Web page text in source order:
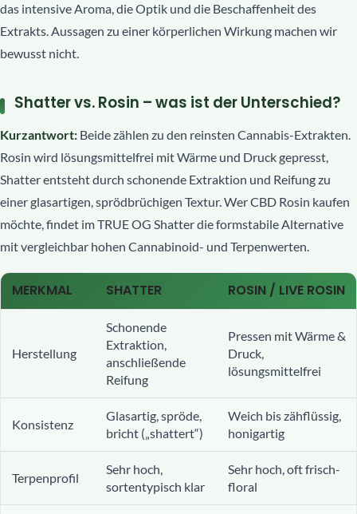
das intensive Aroma, die Optik und die Beschaffenheit des
Extrakts. Aussagen zu einer körperlichen Wirkung machen wir
bewusst nicht.
Shatter vs. Rosin – was ist der Unterschied?
Kurzantwort: Beide zählen zu den reinsten Cannabis-Extrakten.
Rosin wird lösungsmittelfrei mit Wärme und Druck gepresst,
Shatter entsteht durch schonende Extraktion und Reifung zu
einer glasartigen, sprödbrüchigen Textur. Wer CBD Rosin kaufen
möchte, findet im TRUE OG Shatter die formstabile Alternative
mit vergleichbar hohen Cannabinoid- und Terpenwerten.
MERKMAL SHATTER ROSIN / LIVE ROSIN
Herstellung
Schonende
Extraktion,
anschließende
Reifung
Pressen mit Wärme &
Druck,
lösungsmittelfrei
Konsistenz
Glasartig, spröde,
bricht („shattert“)
Weich bis zähflüssig,
honigartig
Terpenprofil
Sehr hoch,
sortentypisch klar
Sehr hoch, oft frisch-
floral